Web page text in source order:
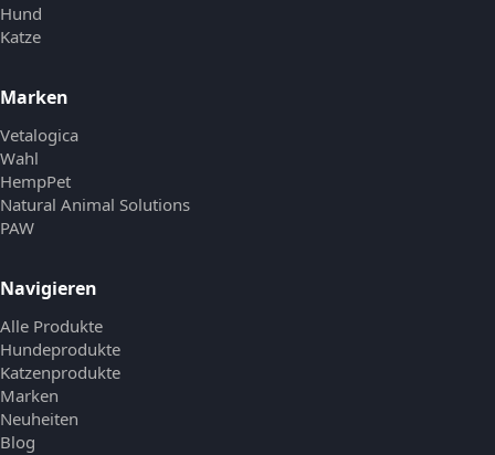
Hund
Katze
Marken
Vetalogica
Wahl
HempPet
Natural Animal Solutions
PAW
Navigieren
Alle Produkte
Hundeprodukte
Katzenprodukte
Marken
Neuheiten
Blog